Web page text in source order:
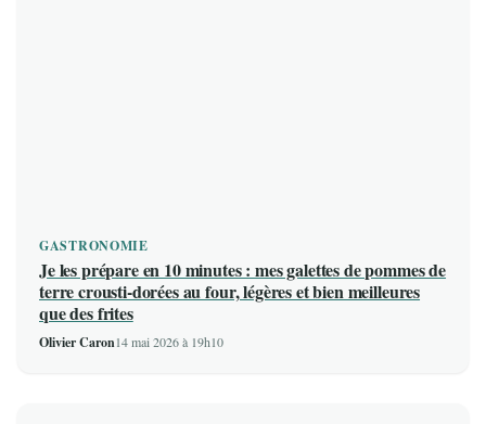
GASTRONOMIE
Je les prépare en 10 minutes : mes galettes de pommes de
terre crousti-dorées au four, légères et bien meilleures
que des frites
Olivier Caron14 mai 2026 à 19h10